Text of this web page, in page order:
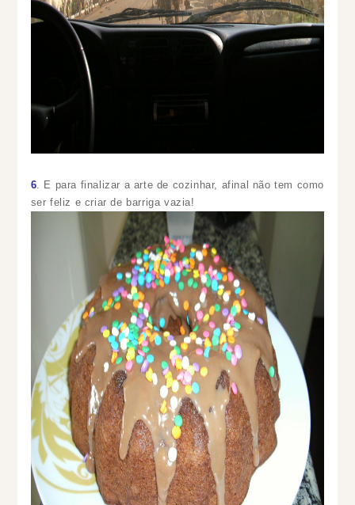
6 . E para finalizar a arte de cozinhar, afinal não tem como
ser feliz e criar de barriga vazia!